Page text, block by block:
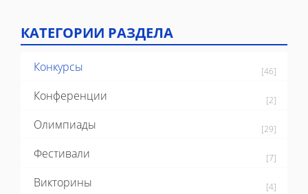
КАТЕГОРИИ РАЗДЕЛА
Конкурсы [46]
Конференции [2]
Олимпиады [29]
Фестивали [7]
Викторины [4]